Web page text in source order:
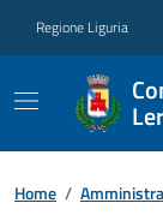
Regione Liguria
Home /